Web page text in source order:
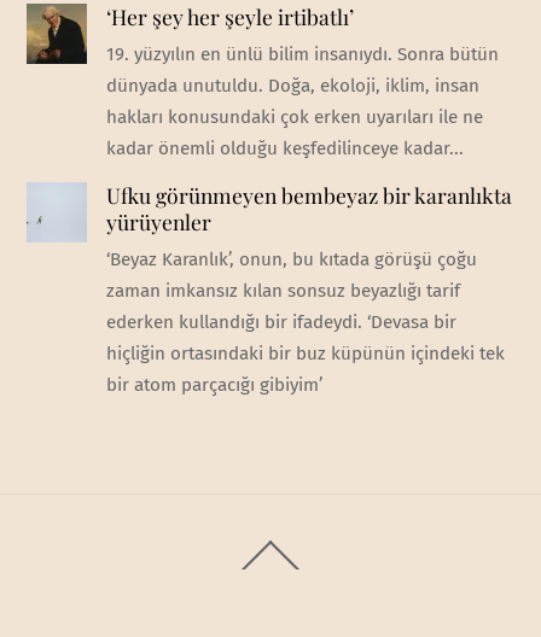
‘Her şey her şeyle irtibatlı’
19. yüzyılın en ünlü bilim insanıydı. Sonra bütün
dünyada unutuldu. Doğa, ekoloji, iklim, insan
hakları konusundaki çok erken uyarıları ile ne
kadar önemli olduğu keşfedilinceye kadar...
Ufku görünmeyen bembeyaz bir karanlıkta
yürüyenler
‘Beyaz Karanlık’, onun, bu kıtada görüşü çoğu
zaman imkansız kılan sonsuz beyazlığı tarif
ederken kullandığı bir ifadeydi. ‘Devasa bir
hiçliğin ortasındaki bir buz küpünün içindeki tek
bir atom parçacığı gibiyim’
To